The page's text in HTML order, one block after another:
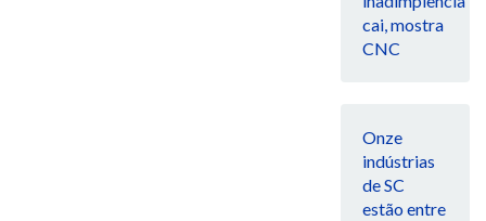
cai, mostra
CNC
Onze
indústrias
de SC
estão entre